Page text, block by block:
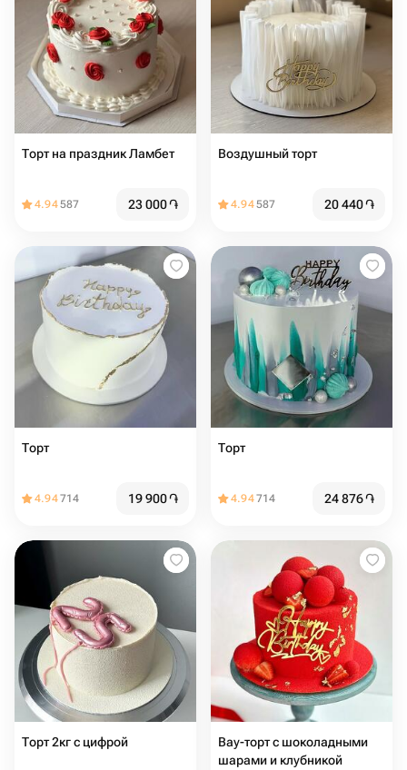
Торт на праздник Ламбет
4.94587 23 000֏
Воздушный торт
4.94587 20 440֏
Торт
4.94714 19 900֏
Торт
4.94714 24 876֏
Торт 2кг с цифрой
Вау-торт с шоколадными
шарами и клубникой